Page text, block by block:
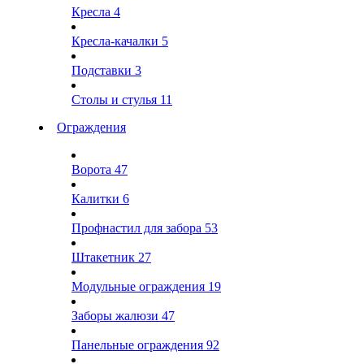
Кресла 4
Кресла-качалки 5
Подставки 3
Столы и стулья 11
Ограждения
Ворота 47
Калитки 6
Профнастил для забора 53
Штакетник 27
Модульные ограждения 19
Заборы жалюзи 47
Панельные ограждения 92